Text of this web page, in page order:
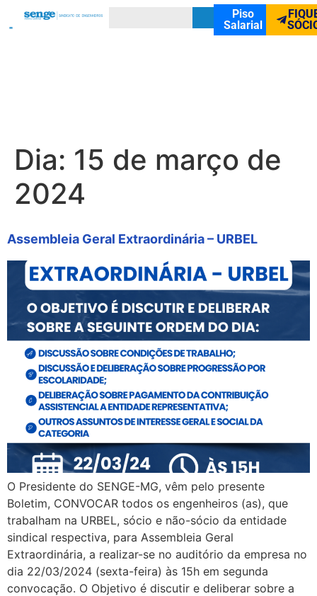
Piso
Salarial
Dia: 15 de março de
2024
Assembleia Geral Extraordinária – URBEL
O Presidente do SENGE-MG, vêm pelo presente
Boletim, CONVOCAR todos os engenheiros (as), que
trabalham na URBEL, sócio e não-sócio da entidade
sindical respectiva, para Assembleia Geral
Extraordinária, a realizar-se no auditório da empresa no
dia 22/03/2024 (sexta-feira) às 15h em segunda
convocação. O Objetivo é discutir e deliberar sobre a